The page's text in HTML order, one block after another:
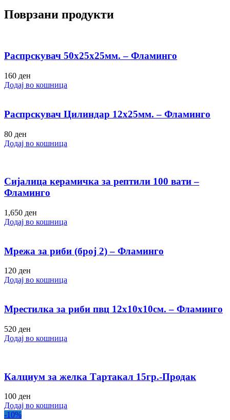
Поврзани продукти
Распрскувач 50х25х25мм. – Фламинго
160 ден
Додај во кошница
Распрскувач Цилиндар 12х25мм. – Фламинго
80 ден
Додај во кошница
Сијалица керамичка за рептили 100 вати –
Фламинго
1,650 ден
Додај во кошница
Мрежа за риби (број 2) – Фламинго
120 ден
Додај во кошница
Мрестилка за риби пвц 12х10х10см. – Фламинго
520 ден
Додај во кошница
Калциум за желка Тартакал 15гр.-Продак
100 ден
Додај во кошница
-10%